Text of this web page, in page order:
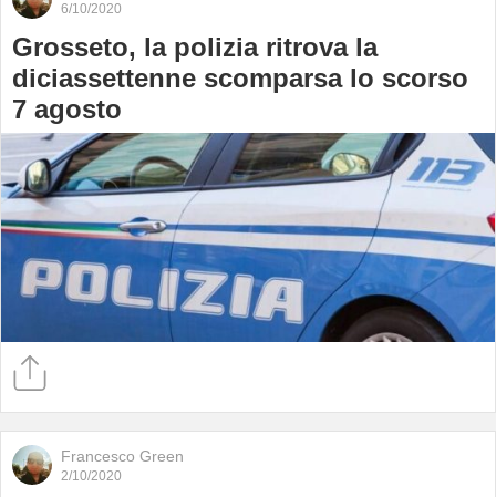
6/10/2020
Grosseto, la polizia ritrova la
diciassettenne scomparsa lo scorso
7 agosto
Francesco Green
2/10/2020